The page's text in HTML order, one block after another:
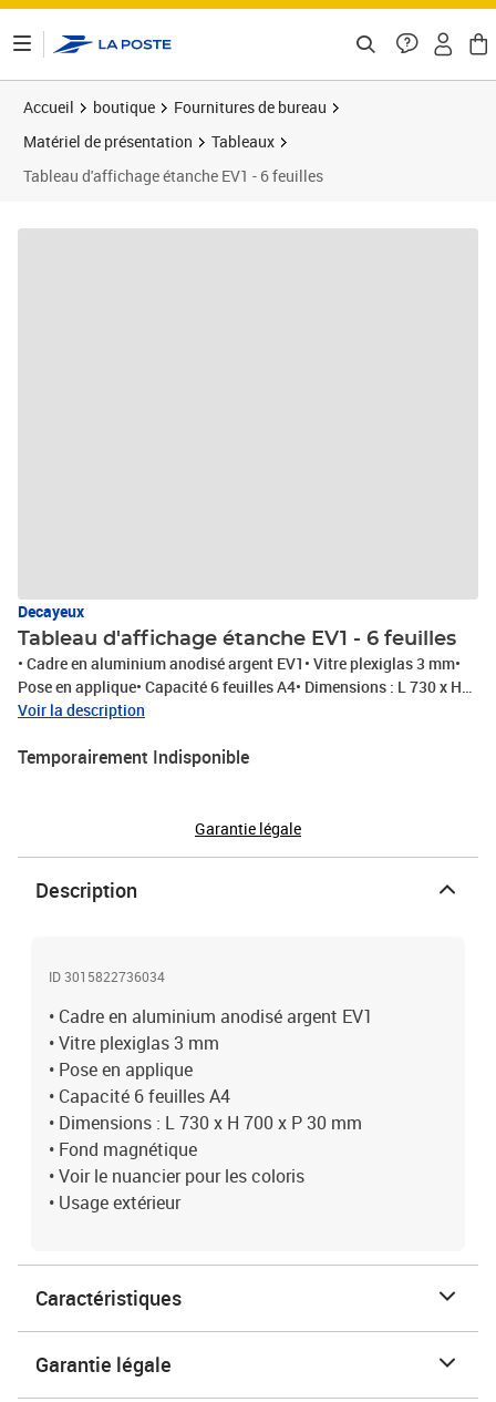
Accueil boutique
Fournitures de bureau
Matériel de présentation
Tableaux
Tableau d'affichage étanche EV1 - 6 feuilles
Decayeux
Tableau d'affichage étanche EV1 - 6 feuilles
• Cadre en aluminium anodisé argent EV1• Vitre plexiglas 3 mm•
Pose en applique• Capacité 6 feuilles A4• Dimensions : L 730 x H
700 x P 30 mm• Fond magnétique• Voir le nuancier pour les
Voir la description
Temporairement Indisponible
Garantie légale
Description
ID 3015822736034
• Cadre en aluminium anodisé argent EV1
• Vitre plexiglas 3 mm
• Pose en applique
• Capacité 6 feuilles A4
• Dimensions : L 730 x H 700 x P 30 mm
• Fond magnétique
• Voir le nuancier pour les coloris
• Usage extérieur
Caractéristiques
Garantie légale